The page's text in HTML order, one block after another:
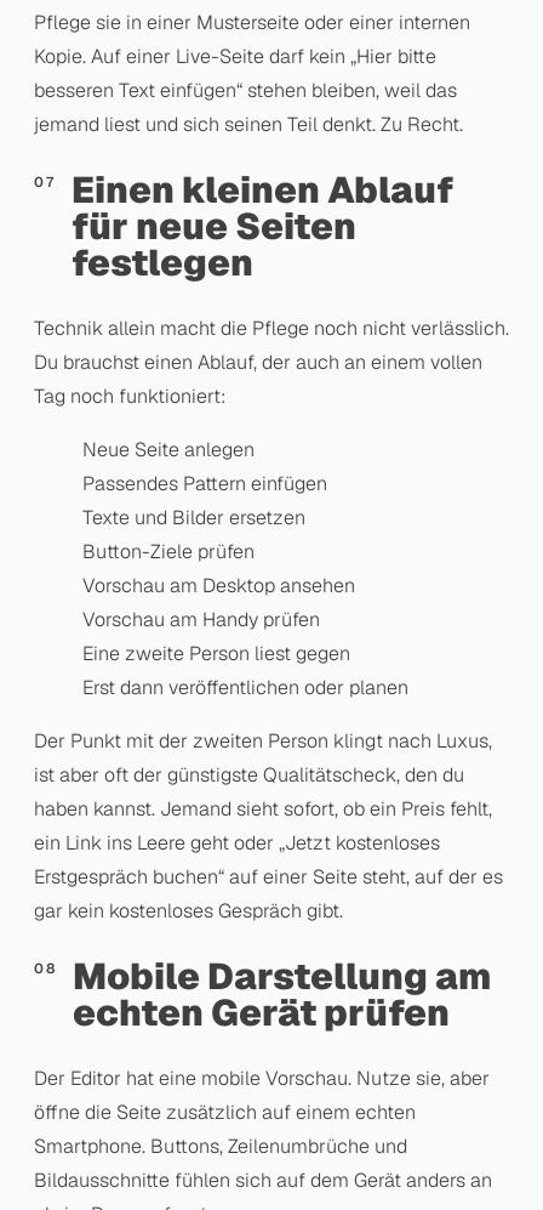
Pflege sie in einer Musterseite oder einer internen
Kopie. Auf einer Live-Seite darf kein „Hier bitte
besseren Text einfügen“ stehen bleiben, weil das
jemand liest und sich seinen Teil denkt. Zu Recht.
Einen kleinen Ablauf
für neue Seiten
festlegen
Technik allein macht die Pflege noch nicht verlässlich.
Du brauchst einen Ablauf, der auch an einem vollen
Tag noch funktioniert:
Neue Seite anlegen
Passendes Pattern einfügen
Texte und Bilder ersetzen
Button-Ziele prüfen
Vorschau am Desktop ansehen
Vorschau am Handy prüfen
Eine zweite Person liest gegen
Erst dann veröffentlichen oder planen
Der Punkt mit der zweiten Person klingt nach Luxus,
ist aber oft der günstigste Qualitätscheck, den du
haben kannst. Jemand sieht sofort, ob ein Preis fehlt,
ein Link ins Leere geht oder „Jetzt kostenloses
Erstgespräch buchen“ auf einer Seite steht, auf der es
gar kein kostenloses Gespräch gibt.
Mobile Darstellung am
echten Gerät prüfen
Der Editor hat eine mobile Vorschau. Nutze sie, aber
öffne die Seite zusätzlich auf einem echten
Smartphone. Buttons, Zeilenumbrüche und
Bildausschnitte fühlen sich auf dem Gerät anders an